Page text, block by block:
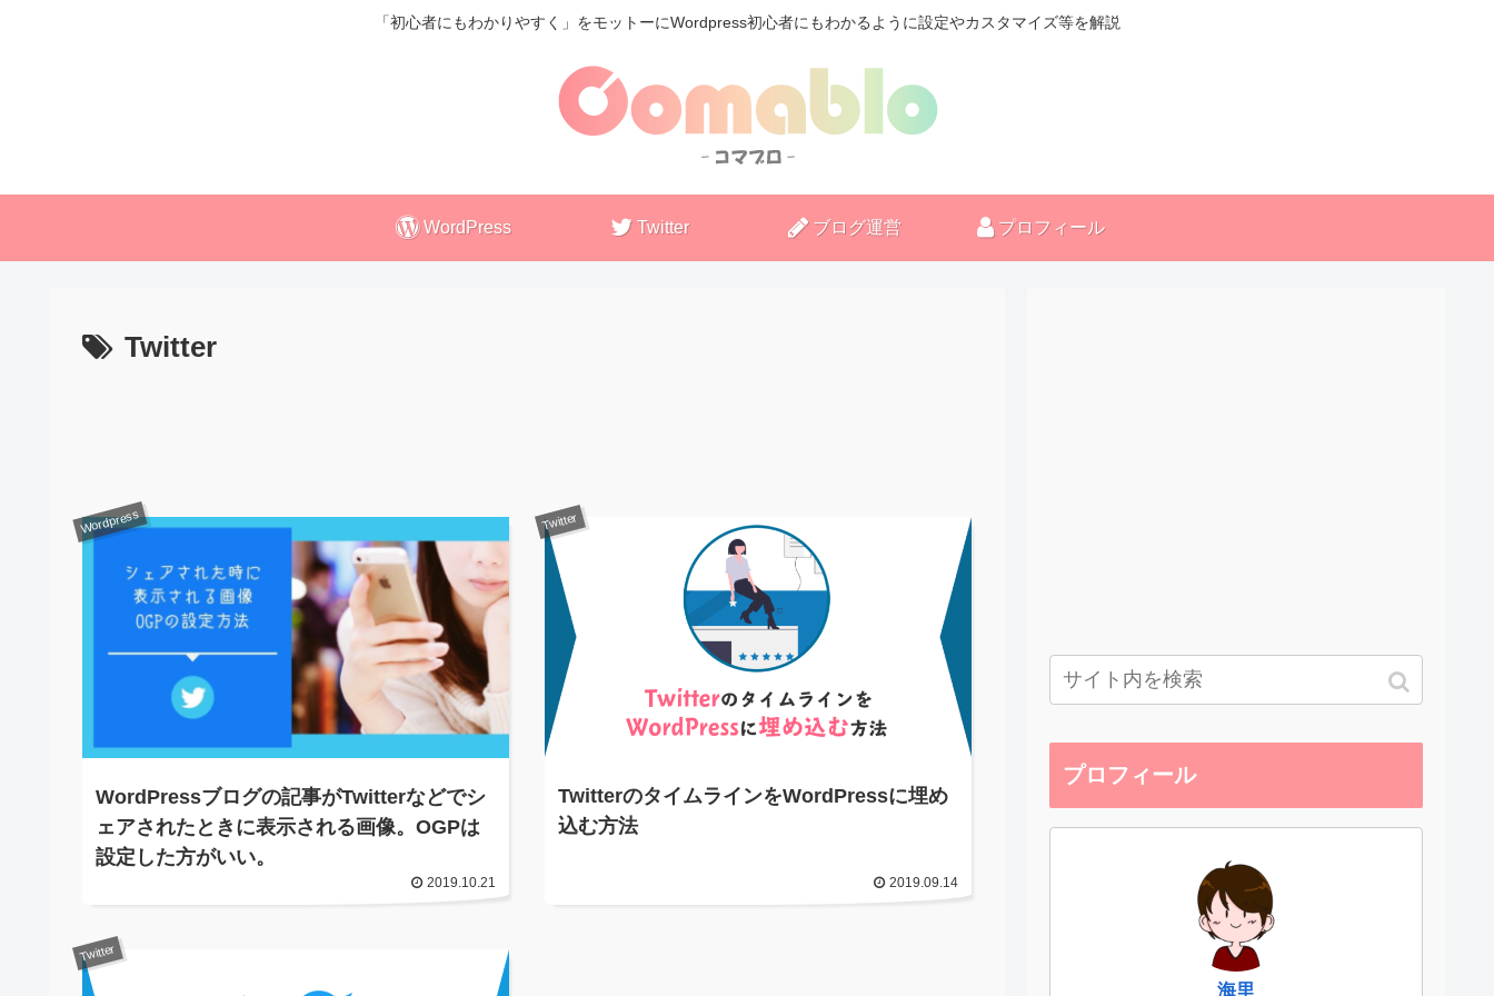
「初心者にもわかりやすく」をモットーにWordpress初心者にもわかるように設定やカスタマイズ等を解説
WordPress Twitter ブログ運営 プロフィール
Twitter
Wordpress
WordPressブログの記事がTwitterなどでシ
ェアされたときに表示される画像。OGPは
設定した方がいい。
2019.10.21
Twitter
TwitterのタイムラインをWordPressに埋め
込む方法
2019.09.14
Twitter
プロフィール
海里